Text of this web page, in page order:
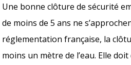
Une bonne clôture de sécurité
de moins de 5 ans ne
réglementation française, la
moins un mètre de l’eau. Elle